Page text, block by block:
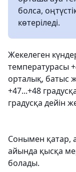
болса,
көтеріледі.
Жекелеген
температурасы
орталық, батыс
+47...+48
градусқа дейін
Сонымен қатар,
айында қысқа
болады.